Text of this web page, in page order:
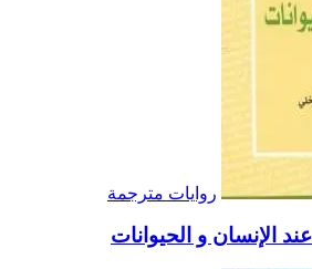
روايات مترجمة
الإنسان و الحيوانات